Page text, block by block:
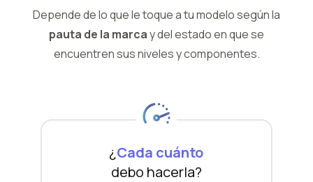
Depende de lo que le toque a tu modelo según la
pauta de la marcay delestado en que se
encuentren sus niveles y componentes.
¿Cada cuánto
debo hacerla?